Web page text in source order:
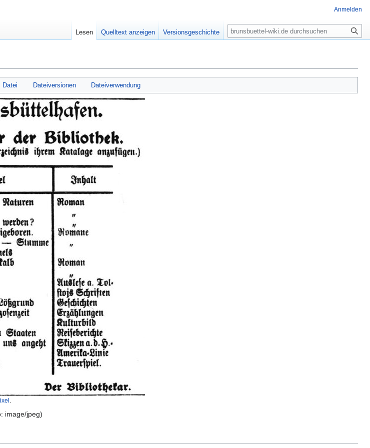
Datei Dateiversionen Dateiverwendung
image/jpeg)
Anmelden
Lesen Quelltext anzeigen Versionsgeschichte
Suche